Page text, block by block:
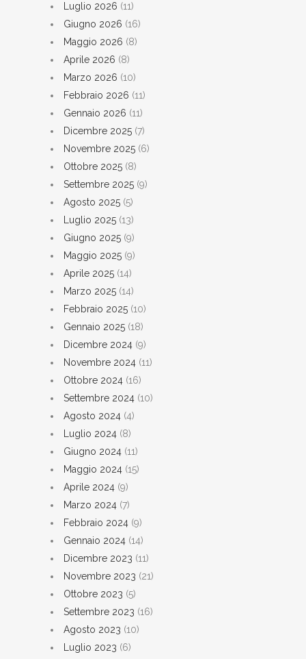
Luglio 2026 (11)
Giugno 2026 (16)
Maggio 2026 (8)
Aprile 2026 (8)
Marzo 2026 (10)
Febbraio 2026 (11)
Gennaio 2026 (11)
Dicembre 2025 (7)
Novembre 2025 (6)
Ottobre 2025 (8)
Settembre 2025 (9)
Agosto 2025 (5)
Luglio 2025 (13)
Giugno 2025 (9)
Maggio 2025 (9)
Aprile 2025 (14)
Marzo 2025 (14)
Febbraio 2025 (10)
Gennaio 2025 (18)
Dicembre 2024 (9)
Novembre 2024 (11)
Ottobre 2024 (16)
Settembre 2024 (10)
Agosto 2024 (4)
Luglio 2024 (8)
Giugno 2024 (11)
Maggio 2024 (15)
Aprile 2024 (9)
Marzo 2024 (7)
Febbraio 2024 (9)
Gennaio 2024 (14)
Dicembre 2023 (11)
Novembre 2023 (21)
Ottobre 2023 (5)
Settembre 2023 (16)
Agosto 2023 (10)
Luglio 2023 (6)